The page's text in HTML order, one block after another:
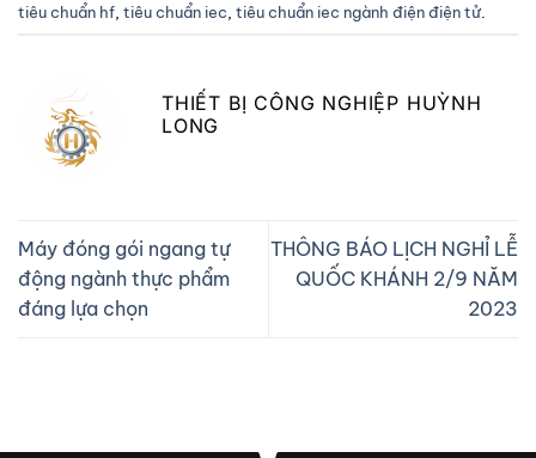
tiêu chuẩn hf, tiêu chuẩn iec, tiêu chuẩn iec ngành điện điện tử.
THIẾT BỊ CÔNG NGHIỆP HUỲNH
LONG
Máy đóng gói ngang tự
động ngành thực phẩm
đáng lựa chọn
THÔNG BÁO LỊCH NGHỈ LỄ
QUỐC KHÁNH 2/9 NĂM
2023